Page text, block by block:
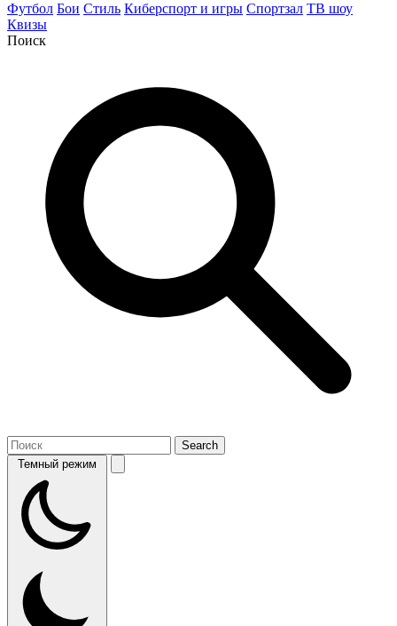
Футбол Бои Стиль Киберспорт и игры Спортзал ТВ шоу
Квизы
Поиск
Темный режим